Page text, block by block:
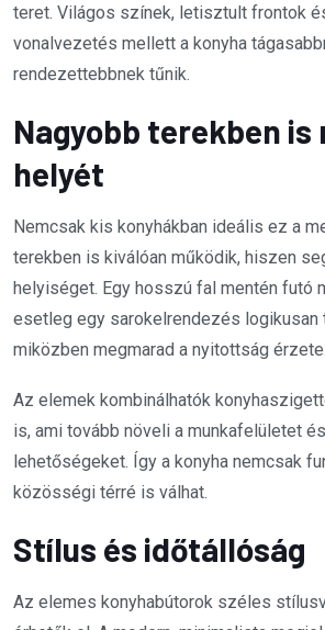
teret. Világos színek, letisztult frontok
vonalvezetés mellett a konyha
rendezettebbnek tűnik.
Nagyobb terekben is
helyét
Nemcsak kis konyhákban ideális ez a
terekben is kiválóan működik, hiszen
helyiséget. Egy hosszú fal mentén futó
esetleg egy sarokelrendezés logikusan
miközben megmarad a nyitottság érzete.
Az elemek kombinálhatók
is, ami tovább növeli a munkafelületet
lehetőségeket. Így a konyha nemcsak
közösségi térré is válhat.
Stílus és időtállóság
Az elemes konyhabútorok széles